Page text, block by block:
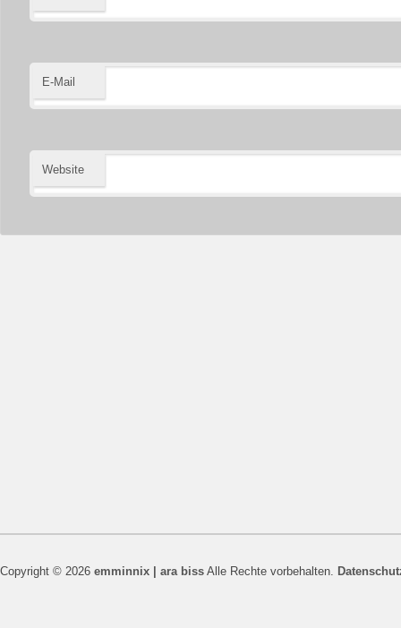
E-Mail
Website
Copyright © 2026 emminnix | ara biss Alle Rechte vorbehalten.